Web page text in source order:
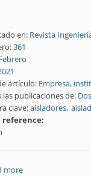
en: Revista
361
artículo: Empresa,
las publicaciones de:
clave:aisladores
reference:
moreabout Industria